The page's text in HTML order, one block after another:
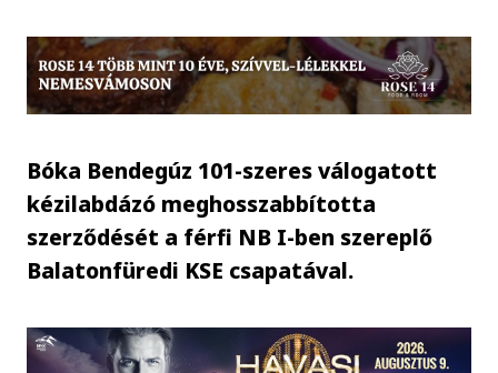
Bóka Bendegúz 101-szeres válogatott
kézilabdázó meghosszabbította
szerződését a férfi NB I-ben szereplő
Balatonfüredi KSE csapatával.